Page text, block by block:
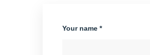
Your name *